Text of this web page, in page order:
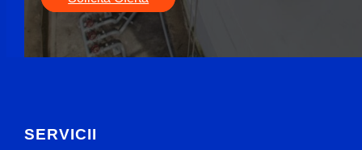
SERVICII